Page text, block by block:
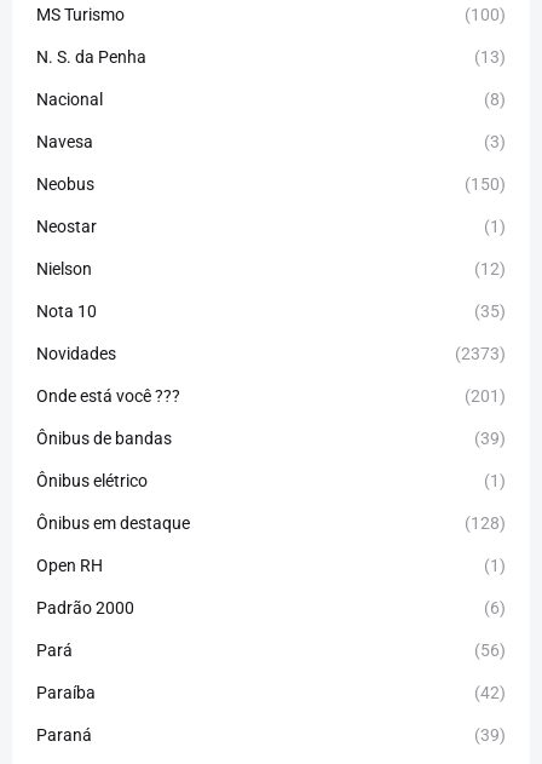
MS Turismo (100)
N. S. da Penha (13)
Nacional (8)
Navesa (3)
Neobus (150)
Neostar (1)
Nielson (12)
Nota 10 (35)
Novidades (2373)
Onde está você ??? (201)
Ônibus de bandas (39)
Ônibus elétrico (1)
Ônibus em destaque (128)
Open RH (1)
Padrão 2000 (6)
Pará (56)
Paraíba (42)
Paraná (39)